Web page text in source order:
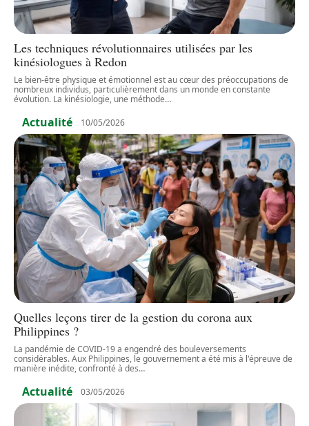
Les techniques révolutionnaires utilisées par les
kinésiologues à Redon
Le bien-être physique et émotionnel est au cœur des préoccupations de
nombreux individus, particulièrement dans un monde en constante
évolution. La kinésiologie, une méthode…
Actualité 10/05/2026
Quelles leçons tirer de la gestion du corona aux
Philippines ?
La pandémie de COVID-19 a engendré des bouleversements
considérables. Aux Philippines, le gouvernement a été mis à l'épreuve de
manière inédite, confronté à des…
Actualité 03/05/2026